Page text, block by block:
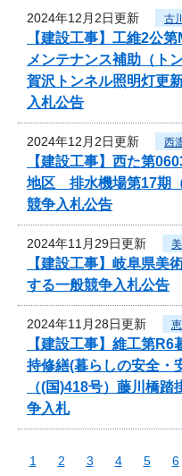
2024年12月2日更新 古
【建設工事】工維2公
メンテナンス補助（ト
賀沢トンネル照明灯更
入札公告
2024年12月2日更新 西
【建設工事】西た第
地区 排水機場第17期
競争入札公告
2024年11月29日更新
【建設工事】岐阜県美
する一般競争入札公告
2024年11月28日更新
【建設工事】維工第
持修繕(暮らしの安全・
（(国)418号）藤川橋
争入札
1 2 3 4 5 6